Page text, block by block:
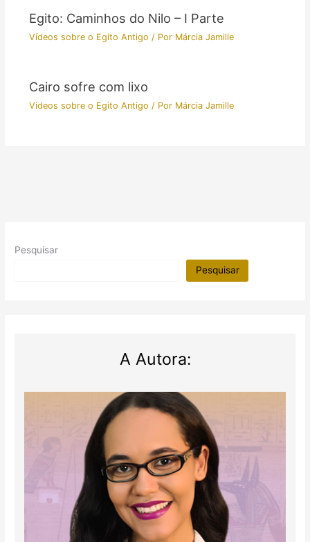
Egito: Caminhos do Nilo – I Parte
Vídeos sobre o Egito Antigo / Por Márcia Jamille
Cairo sofre com lixo
Vídeos sobre o Egito Antigo / Por Márcia Jamille
Pesquisar
Pesquisar
A Autora: